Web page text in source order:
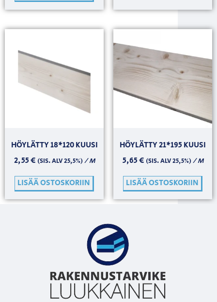
HÖYLÄTTY 18*120 KUUSI
2,55€ (SIS. ALV 25,5%)/ M
LISÄÄ OSTOSKORIIN
HÖYLÄTTY 21*195 KUUSI
5,65€ (SIS. ALV 25,5%)/ M
LISÄÄ OSTOSKORIIN